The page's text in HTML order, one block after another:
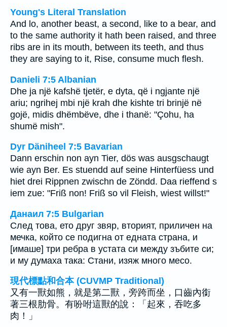
Young's Literal Translation
And lo, another beast, a second, like to a bear, and
to the same authority it hath been raised, and three
ribs are in its mouth, between its teeth, and thus
they are saying to it, Rise, consume much flesh.
Danieli 7:5 Albanian
Dhe ja një kafshë tjetër, e dyta, që i ngjante një
ariu; ngrihej mbi një krah dhe kishte tri brinjë në
gojë, midis dhëmbëve, dhe i thanë: "Çohu, ha
shumë mish".
Dyr Däniheel 7:5 Bavarian
Dann erschin non ayn Tier, dös was ausgschaugt
wie ayn Ber. Es stuendd auf seine Hinterfüess und
hiet drei Rippnen zwischn de Zöndd. Daa rieffend s
iem zue: "Friß non! Friß so vil Fleish, wiest willst!"
Данаил 7:5 Bulgarian
След това, ето друг звяр, вторият, приличен на
мечка, който се подигна от едната страна, и
[имаше] три ребра в устата си между зъбите си;
и му думаха така: Стани, изяж много месо.
現代標點和合本 (CUVMP Traditional)
又有一獸如熊，就是第二獸，旁跨而坐，口齒內銜
著三根肋骨。有吩咐這獸的說：「起來，吞吃多
肉！」